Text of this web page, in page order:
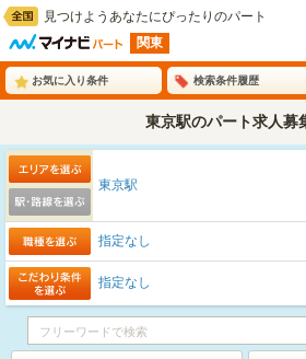
見つけようあなたにぴったりのパート
関東
お気に入り条件 検索条件履歴
東京駅のパート求人募
東京駅
指定なし
指定なし